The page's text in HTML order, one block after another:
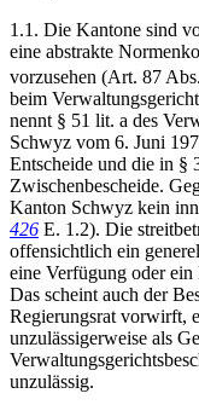
1.1. Die Kantone sind
eine abstrakte
vorzusehen (Art. 87
beim
nennt § 51 lit. a des
Schwyz vom 6. Juni
Entscheide und die in §
Zwischenbescheide.
Kanton Schwyz kein
426 E. 1.2). Die
offensichtlich ein
eine Verfügung oder
Das scheint auch der
Regierungsrat vorwirft,
unzulässigerweise als
unzulässig.